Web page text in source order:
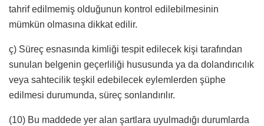
tahrif edilmemiş olduğunun kontrol edilebilmesinin
mümkün olmasına dikkat edilir.
ç) Süreç esnasında kimliği tespit edilecek kişi tarafından
sunulan belgenin geçerliliği hususunda ya da dolandırıcılık
veya sahtecilik teşkil edebilecek eylemlerden şüphe
edilmesi durumunda, süreç sonlandırılır.
(10) Bu maddede yer alan şartlara uyulmadığı durumlarda